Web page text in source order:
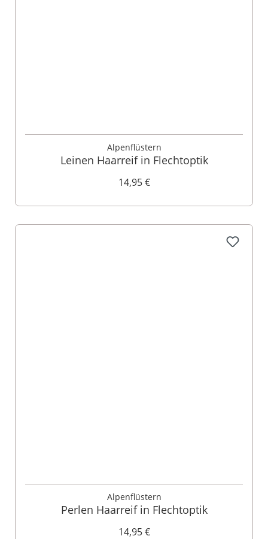
Alpenflüstern
Leinen Haarreif in Flechtoptik
14,95 €
Alpenflüstern
Perlen Haarreif in Flechtoptik
14,95 €